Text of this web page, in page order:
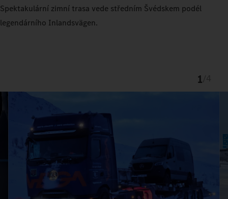
Spektakulární zimní trasa vede středním Švédskem podél
legendárního Inlandsvägen.
1